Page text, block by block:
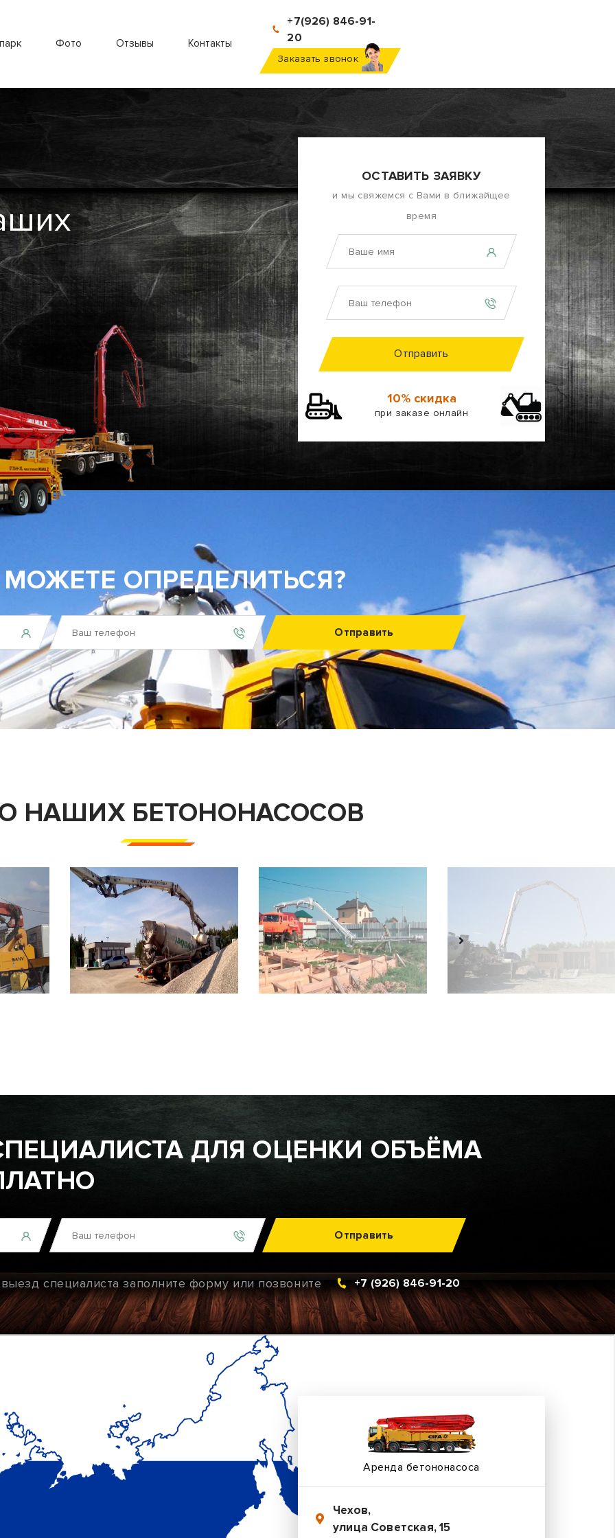
Фото Отзывы Контакты
+7(926) 846-91-
20
Заказать звонок
ОСТАВИТЬ ЗАЯВКУ
и мы свяжемся с Вами в ближайщее
время
Отправить
10% скидка
при заказе онлайн
ОПРЕДЕЛИТЬСЯ?
Отправить
НАШИХ БЕТОНОНАСОСОВ
ДЛЯ ОЦЕНКИ ОБЪЁМА
Отправить
специалиста заполните форму или позвоните +7 (926) 846-91-20
Аренда бетононасоса
Чехов,
улица Советская, 15